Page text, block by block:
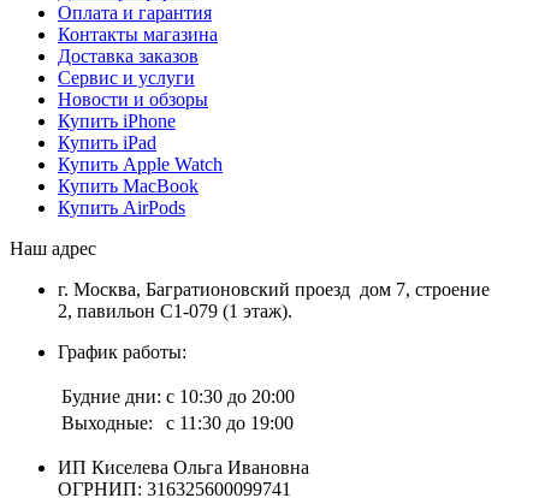
Оплата и гарантия
Контакты магазина
Доставка заказов
Сервис и услуги
Новости и обзоры
Купить iPhone
Купить iPad
Купить Apple Watch
Купить MacBook
Купить AirPods
Наш адрес
г. Москва, Багратионовский проезд дом 7, строение
2, павильон С1-079 (1 этаж).
График работы:
Будние дни: с 10:30 до 20:00
Выходные:
с 11:30 до 19:00
ИП Киселева Ольга Ивановна
ОГРНИП: 316325600099741